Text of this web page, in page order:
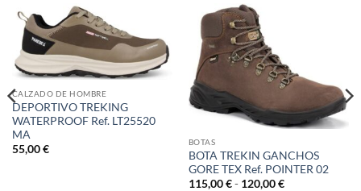
CALZADO DE HOMBRE
DEPORTIVO TREKING
WATERPROOF Ref. LT25520
MA
55,00€
BOTAS
BOTA TREKIN GANCHOS
GORE TEX Ref. POINTER 02
115,00€ - 120,00€Rango